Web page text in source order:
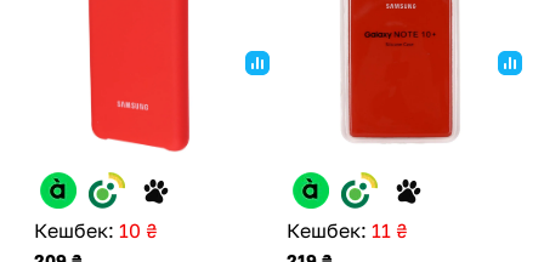
Кешбек: 10 ₴ Кешбек: 11 ₴